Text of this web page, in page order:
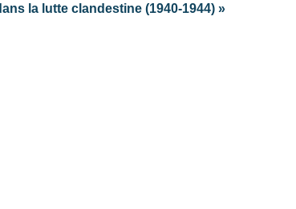
la lutte clandestine (1940-1944) »